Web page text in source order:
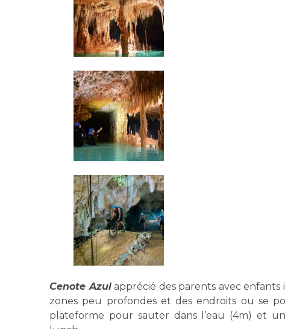
Cenote Azulapprécié des parents avec enfants
zones peu profondes et des endroits ou se
plateforme pour sauter dans l’eau (4m) et